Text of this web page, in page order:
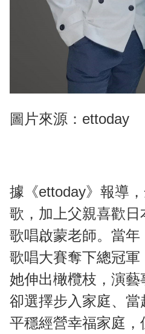
圖片來源：ettoday
據《ettoday》報導
歌，加上父親喜歡
歌唱啟蒙老師。當年
歌唱大賽奪下總冠
她伸出橄欖枝，演
卻選擇步入家庭、
平穩經營幸福家庭，